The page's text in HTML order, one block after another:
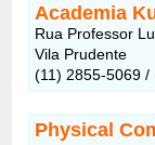
Academia
Rua Professor
Vila Prudente
(11) 2855-5069 /
Physical